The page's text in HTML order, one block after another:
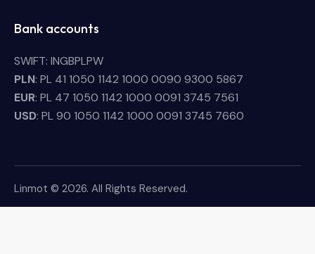
Bank accounts
SWIFT: INGBPLPW
PLN: PL 41 1050 1142 1000 0090 9300 5867
EUR: PL 47 1050 1142 1000 0091 3745 7561
USD: PL 90 1050 1142 1000 0091 3745 7660
Linmot © 2026. All Rights Reserved.